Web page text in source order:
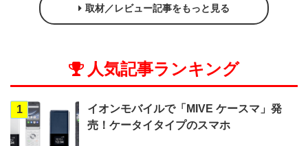
取材／レビュー記事をもっと見る
人気記事ランキング
1
イオンモバイルで「MIVE ケースマ」発
売！ケータイタイプのスマホ